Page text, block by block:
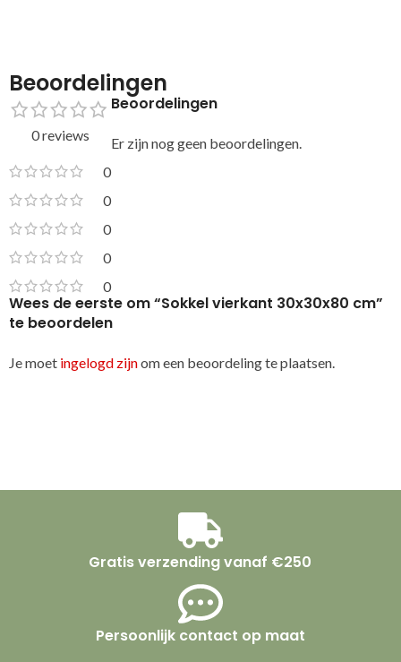
Beoordelingen
0 reviews
0
0
0
0
0
Beoordelingen
Er zijn nog geen beoordelingen.
Wees de eerste om “Sokkel vierkant 30x30x80 cm”
te beoordelen
Je moet ingelogd zijnom een beoordeling te plaatsen.
Gratis verzending vanaf €250
Persoonlijk contact op maat